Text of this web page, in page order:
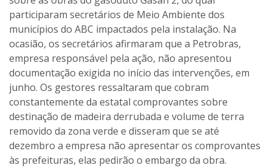
participaram secretários de Meio Ambiente dos
municípios do ABC impactados pela instalação. Na
ocasião, os secretários afirmaram que a Petrobras,
empresa responsável pela ação, não apresentou
documentação exigida no início das intervenções, em
junho. Os gestores ressaltaram que cobram
constantemente da estatal comprovantes sobre
destinação de madeira derrubada e volume de terra
removido da zona verde e disseram que se até
dezembro a empresa não apresentar os comprovantes
às prefeituras, elas pedirão o embargo da obra.